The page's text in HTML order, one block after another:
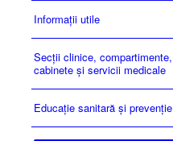
Informații utile
Secții clinice, compartimente,
cabinete și servicii medicale
Educație sanitară și prevenție